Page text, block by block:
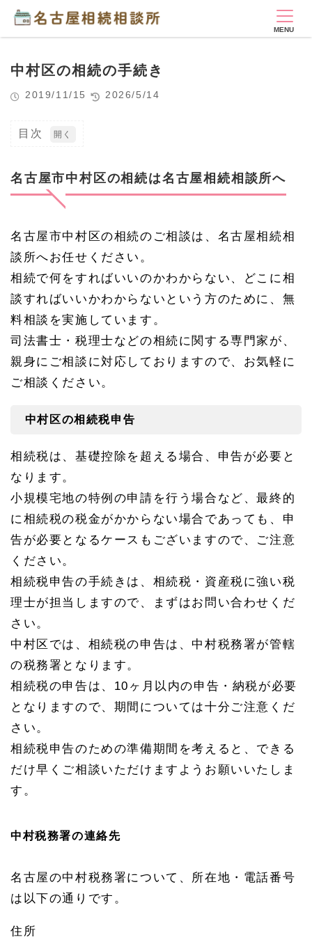
中村区の相続の手続き
2019/11/15 2026/5/14
目次
古
屋
区
の
相
続
名
古
屋
相
相
談
所
1.
中村
区の
相続
税申
告
1.
1.
1
署の
連絡
先
2
中村
区の
不動
相続
1.
3
中村
法務
3.
1
名古
名古屋市中村区の相続は名古屋相続相談所へ
名古屋市中村区の相続のご相談は、名古屋相続相
談所へお任せください。
相続で何をすればいいのかわからない、どこに相
談すればいいかわからないという方のために、無
料相談を実施しています。
司法書士・税理士などの相続に関する専門家が、
親身にご相談に対応しておりますので、お気軽に
ご相談ください。
中村区の相続税申告
相続税は、基礎控除を超える場合、申告が必要と
なります。
小規模宅地の特例の申請を行う場合など、最終的
に相続税の税金がかからない場合であっても、申
告が必要となるケースもございますので、ご注意
ください。
相続税申告の手続きは、相続税・資産税に強い税
理士が担当しますので、まずはお問い合わせくだ
さい。
中村区では、相続税の申告は、中村税務署が管轄
の税務署となります。
相続税の申告は、10ヶ月以内の申告・納税が必要
となりますので、期間については十分ご注意くだ
さい。
相続税申告のための準備期間を考えると、できる
だけ早くご相談いただけますようお願いいたしま
す。
中村税務署の連絡先
名古屋の中村税務署について、所在地・電話番号
は以下の通りです。
住所